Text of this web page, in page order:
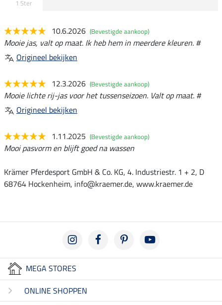
1 Ster
10.6.2026 (Bevestigde aankoop)
Mooie jas, valt op maat. Ik heb hem in meerdere kleuren. #
Origineel bekijken
12.3.2026 (Bevestigde aankoop)
Mooie lichte rij-jas voor het tussenseizoen. Valt op maat. #
Origineel bekijken
1.11.2025 (Bevestigde aankoop)
Mooi pasvorm en blijft goed na wassen
Krämer Pferdesport GmbH & Co. KG, 4. Industriestr. 1 + 2, D
68764 Hockenheim, info@kraemer.de, www.kraemer.de
MEGA STORES
ONLINE SHOPPEN